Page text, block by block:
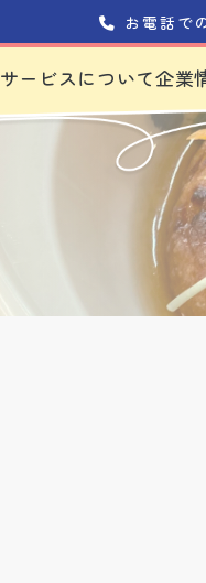
お電話
サービスについて企業